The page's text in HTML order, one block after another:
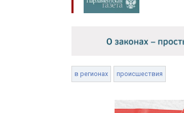
в регионах происшествия